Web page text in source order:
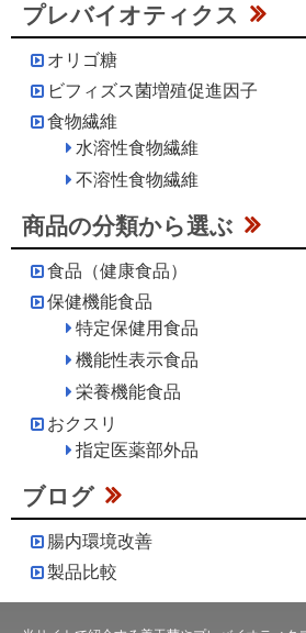
プレバイオティクス
オリゴ糖
ビフィズス菌増殖促進因子
食物繊維
水溶性食物繊維
不溶性食物繊維
商品の分類から選ぶ
食品（健康食品）
保健機能食品
特定保健用食品
機能性表示食品
栄養機能食品
おクスリ
指定医薬部外品
ブログ
腸内環境改善
製品比較